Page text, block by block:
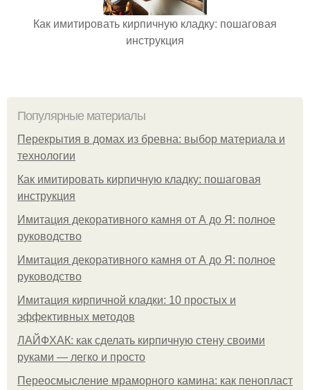
Как имитировать кирпичную кладку: пошаговая
инструкция
Популярные материалы
Перекрытия в домах из бревна: выбор материала и
технологии
Как имитировать кирпичную кладку: пошаговая
инструкция
Имитация декоративного камня от А до Я: полное
руководство
Имитация декоративного камня от А до Я: полное
руководство
Имитация кирпичной кладки: 10 простых и
эффективных методов
ЛАЙФХАК: как сделать кирпичную стену своими
руками — легко и просто
Переосмысление мраморного камина: как пенопласт